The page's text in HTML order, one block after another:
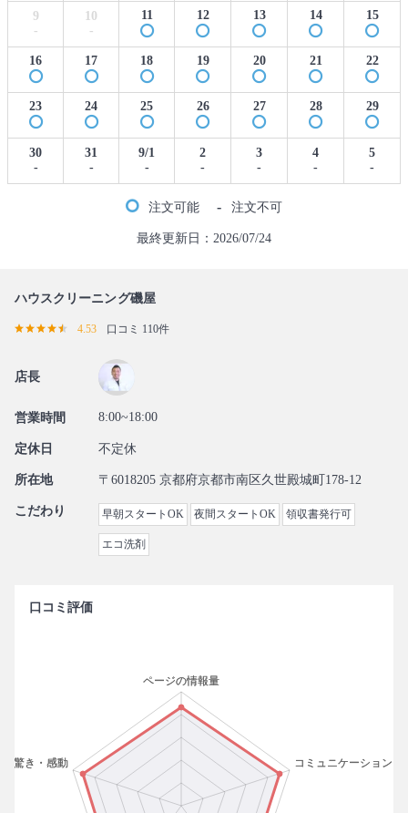
9
-
10
-
11 12 13 14 15
16 17 18 19 20 21 22
23 24 25 26 27 28 29
30
-
31
-
9/1
-
2
-
3
-
4
-
5
-
注文可能 - 注文不可
最終更新日：2026/07/24
ハウスクリーニング磯屋
4.53 口コミ 110件
店長
営業時間 8:00~18:00
定休日 不定休
所在地 〒6018205 京都府京都市南区久世殿城町178-12
こだわり 早朝スタートOK 夜間スタートOK 領収書発行可
エコ洗剤
口コミ評価